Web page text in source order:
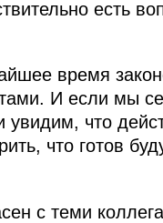
есть
время
И если мы
что
что готов
с теми